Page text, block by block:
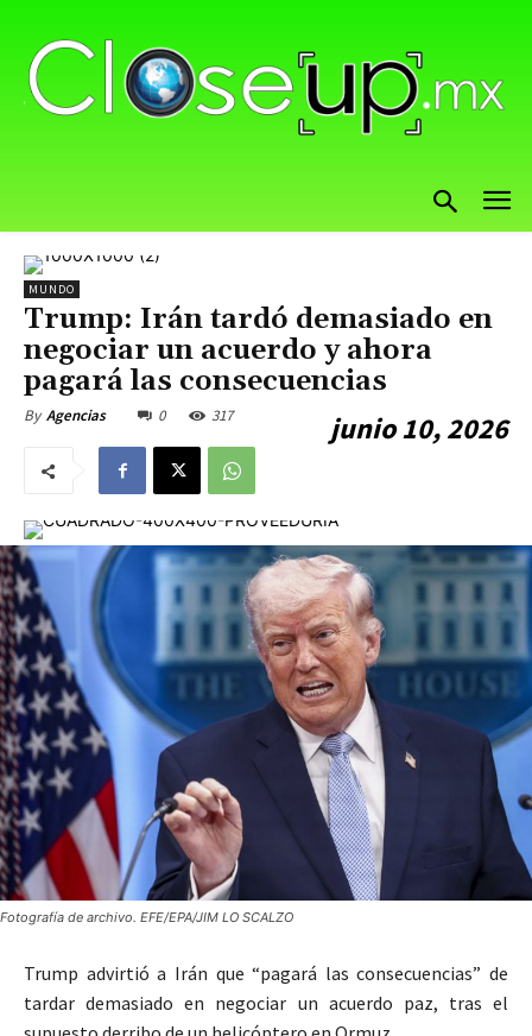
MUNDO
Trump: Irán tardó demasiado en
negociar un acuerdo y ahora
pagará las consecuencias
By Agencias junio 10, 2026
0 317
Fotografía de archivo. EFE/EPA/JIM LO SCALZO
Trump advirtió a Irán que “pagará las consecuencias” de
tardar demasiado en negociar un acuerdo paz, tras el